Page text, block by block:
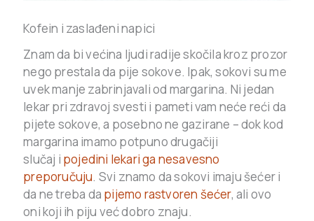
Kofein i zaslađeni napici
Znam da bi većina ljudi radije skočila kroz prozor
nego prestala da pije sokove. Ipak, sokovi su me
uvek manje zabrinjavali od margarina. Ni jedan
lekar pri zdravoj svesti i pameti vam neće reći da
pijete sokove, a posebno ne gazirane – dok kod
margarina imamo potpuno drugačiji
slučaj i pojedini lekari ga nesavesno
preporučuju. Svi znamo da sokovi imaju šećer i
da ne treba da pijemo rastvoren šećer, ali ovo
oni koji ih piju već dobro znaju.